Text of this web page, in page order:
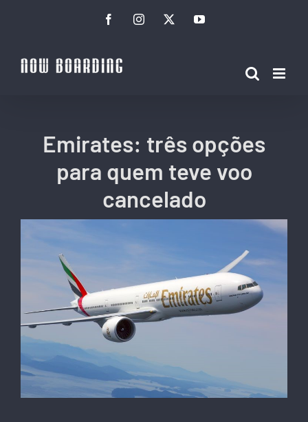
conteúdo
FacebookInstagramTwitterYouTube
Emirates: três opções
para quem teve voo
cancelado